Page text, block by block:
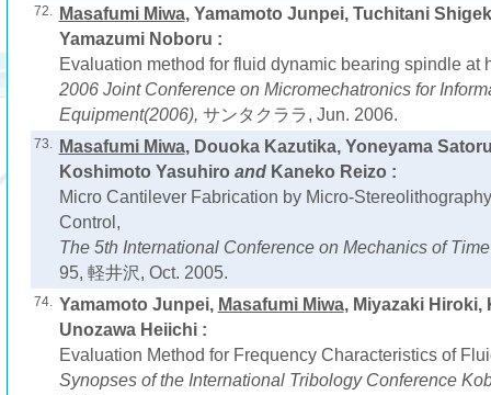
72. Masafumi Miwa, Yamamoto Junpei, Tuchitani
Yamazumi Noboru :
Evaluation method for fluid dynamic bearing spindle at
2006 Joint Conference on Micromechatronics for
Equipment(2006), サンタクララ, Jun. 2006.
73. Masafumi Miwa, Douoka Kazutika, Yoneyama
Koshimoto Yasuhiro and Kaneko Reizo :
Micro Cantilever Fabrication by Micro-
Control,
The 5th International Conference on Mechanics of
95, 軽井沢, Oct. 2005.
74. Yamamoto Junpei, Masafumi Miwa, Miyazaki Hiroki,
Unozawa Heiichi :
Evaluation Method for Frequency Characteristics of
Synopses of the International Tribology Conference